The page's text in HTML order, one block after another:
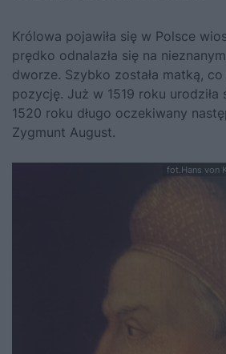
Królowa pojawiła się w Polsce
prędko odnalazła się na
dworze. Szybko została matką, co
pozycję. Już w 1519 roku urodziła
1520 roku długo oczekiwany
Zygmunt August.
fot.Hans von